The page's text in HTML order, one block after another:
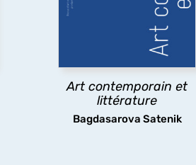
Art contemporain et
littérature
Bagdasarova Satenik
emprunts littéraires à des
œuvres plastiques jusqu’à
l’usage par l’art
contemporain de textes
les pratiques existantes.